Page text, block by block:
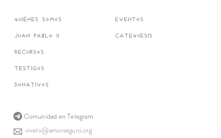
quiénes somos
juan pablo ii
recursos
testigos
donativos
eventos
catequesis
Comunidad en Telegram
vivelo@amorseguro.org